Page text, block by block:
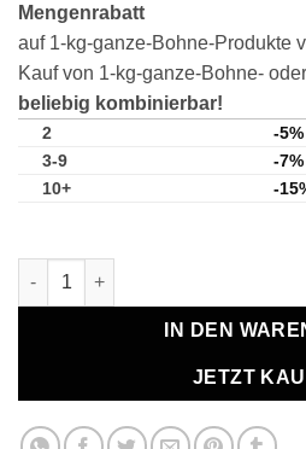
Mengenrabatt
auf 1-kg-ganze-Bohne-Produkte
Kauf von 1-kg-ganze-Bohne-
beliebig kombinierbar!
2
-5%
3-9
-7%
10+
-
Lucaffè Mamma Lucia, Bohnen 1
IN DEN
JETZT